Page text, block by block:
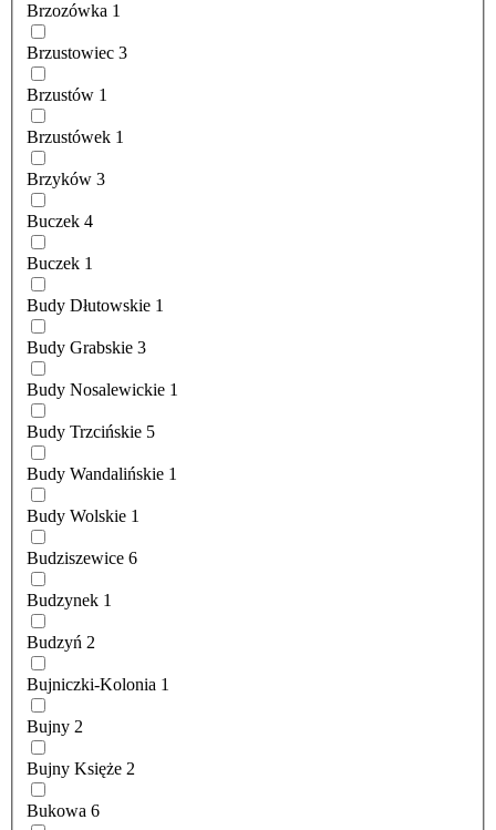
Brzozówka 1
Brzustowiec 3
Brzustów 1
Brzustówek 1
Brzyków 3
Buczek 4
Buczek 1
Budy Dłutowskie 1
Budy Grabskie 3
Budy Nosalewickie 1
Budy Trzcińskie 5
Budy Wandalińskie 1
Budy Wolskie 1
Budziszewice 6
Budzynek 1
Budzyń 2
Bujniczki-Kolonia 1
Bujny 2
Bujny Księże 2
Bukowa 6